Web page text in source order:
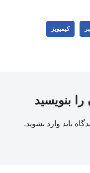
کیمیویز
را بنویسید
باید وارد بشوید.